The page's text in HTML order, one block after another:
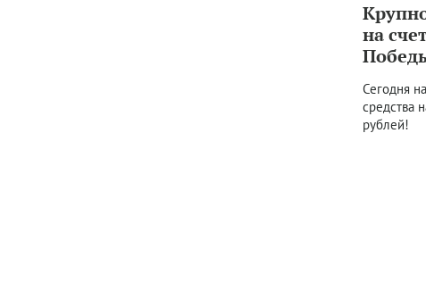
на
Сегодня
средства
рублей!